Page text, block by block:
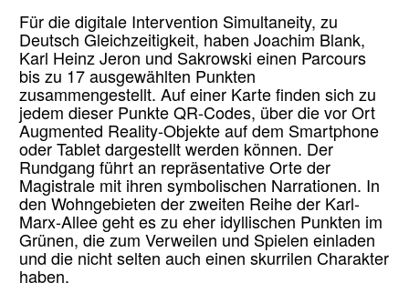
Für die digitale Intervention Simultaneity, zu
Deutsch Gleichzeitigkeit, haben Joachim Blank,
Karl Heinz Jeron und Sakrowski einen Parcours
bis zu 17 ausgewählten Punkten
zusammengestellt. Auf einer Karte finden sich zu
jedem dieser Punkte QR-Codes, über die vor Ort
Augmented Reality-Objekte auf dem Smartphone
oder Tablet dargestellt werden können. Der
Rundgang führt an repräsentative Orte der
Magistrale mit ihren symbolischen Narrationen. In
den Wohngebieten der zweiten Reihe der Karl-
Marx-Allee geht es zu eher idyllischen Punkten im
Grünen, die zum Verweilen und Spielen einladen
und die nicht selten auch einen skurrilen Charakter
haben.